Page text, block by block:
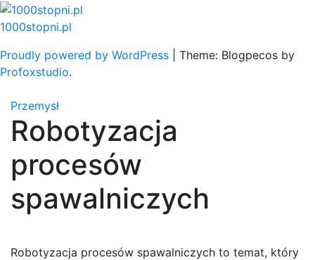
Skip
to
1000stopni.pl
Proudly powered by WordPress
Theme: Blogpecos by
Profoxstudio.
Przemysł
Robotyzacja
procesów
spawalniczych
Robotyzacja procesów spawalniczych to temat, który